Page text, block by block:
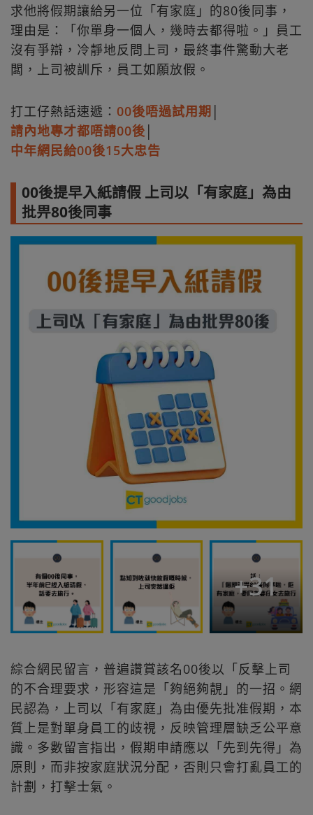
求他將假期讓給另一位「有家庭」的80後同事，
理由是：「你單身一個人，幾時去都得啦。」員工
沒有爭辯，冷靜地反問上司，最終事件驚動大老
闆，上司被訓斥，員工如願放假。
打工仔熱話速遞： 00後唔過試用期
請內地專才都唔請00後
中年網民給00後15大忠告
00後提早入紙請假 上司以「有家庭」為由
批畀80後同事
+31
綜合網民留言，普遍讚賞該名00後以「反擊上司
的不合理要求，形容這是「夠絕夠靚」的一招。網
民認為，上司以「有家庭」為由優先批准假期，本
質上是對單身員工的歧視，反映管理層缺乏公平意
識。多數留言指出，假期申請應以「先到先得」為
原則，而非按家庭狀況分配，否則只會打亂員工的
計劃，打擊士氣。